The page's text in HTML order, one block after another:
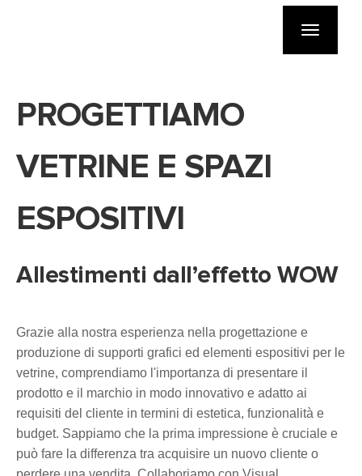
Toggle
PROGETTIAMO
VETRINE E SPAZI
ESPOSITIVI
Allestimenti dall’effetto WOW
Grazie alla nostra esperienza nella progettazione e
produzione di supporti grafici ed elementi espositivi per le
vetrine, comprendiamo l'importanza di presentare il
prodotto e il marchio in modo innovativo e adatto ai
requisiti del cliente in termini di estetica, funzionalità e
budget. Sappiamo che la prima impressione è cruciale e
può fare la differenza tra acquisire un nuovo cliente o